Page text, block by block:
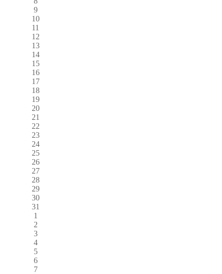
9
10
11
12
13
14
15
16
17
18
19
20
21
22
23
24
25
26
27
28
29
30
31
1
2
3
4
5
6
7